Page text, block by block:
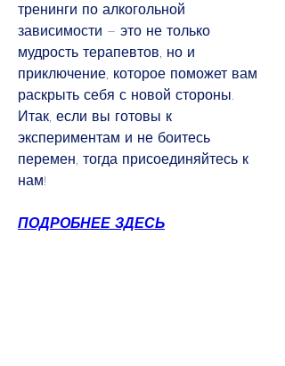
тренинги по алкогольной
зависимости – это не только
мудрость терапевтов, но и
приключение, которое поможет вам
раскрыть себя с новой стороны.
Итак, если вы готовы к
экспериментам и не боитесь
перемен, тогда присоединяйтесь к
нам!
ПОДРОБНЕЕ ЗДЕСЬ